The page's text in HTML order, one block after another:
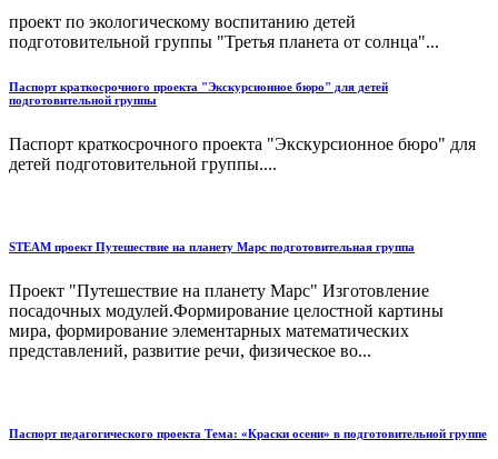
проект по экологическому воспитанию детей
подготовительной группы "Третья планета от солнца"...
Паспорт краткосрочного проекта "Экскурсионное бюро" для детей
подготовительной группы
Паспорт краткосрочного проекта "Экскурсионное бюро" для
детей подготовительной группы....
STEAM проект Путешествие на планету Марс подготовительная группа
Проект "Путешествие на планету Марс" Изготовление
посадочных модулей.Формирование целостной картины
мира, формирование элементарных математических
представлений, развитие речи, физическое во...
Паспорт педагогического проекта Тема: «Краски осени» в подготовительной группе